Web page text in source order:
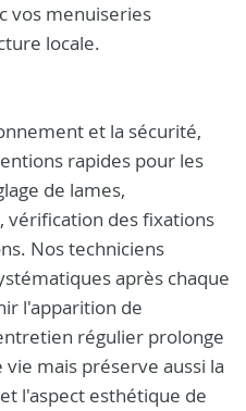
vos menuiseries
locale.
et la sécurité,
rapides pour les
de lames,
des fixations
Nos techniciens
après chaque
l'apparition de
régulier prolonge
mais préserve aussi la
l'aspect esthétique de